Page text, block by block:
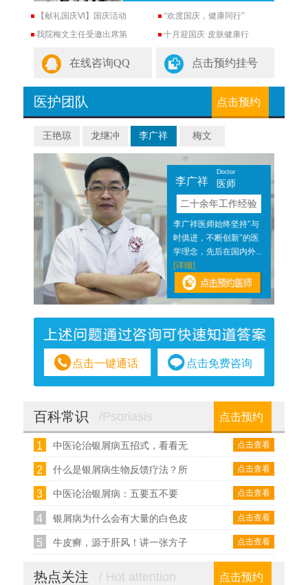
【献礼国庆Ⅵ】国庆活动
“欢度国庆，健康同行”
我院梅文主任受邀出席第
十月迎国庆·皮肤健康行
在线咨询QQ 点击预约挂号
医护团队 点击预约
王艳琼 龙继冲 李广祥 梅文
李广祥
Doctor
医师
二十余年工作经验
李广祥医师始终坚持"与
时俱进，不断创新"的医
学理念，先后在国内外...
[详细]
点击一键通话 点击免费咨询
百科常识 /Psoriasis 点击预约
1 点击查看
中医论治银屑病五招式，看看无
2 点击查看
什么是银屑病生物反馈疗法？所
3 点击查看
中医论治银屑病：五要五不要
4 点击查看
银屑病为什么会有大量的白色皮
5 点击查看
牛皮癣，源于肝风！讲一张方子
热点关注 / Hot attention 点击预约